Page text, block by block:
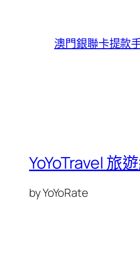
澳門銀聯卡提款
YoYoTravel 旅
by YoYoRate